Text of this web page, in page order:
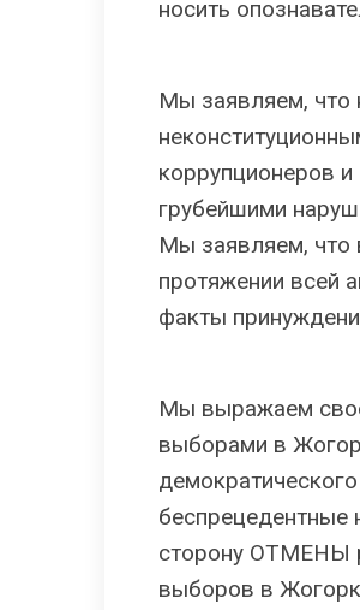
носить
Мы заявляем, что
коррупционеров
грубейшими
Мы заявляем, что
протяжении всей
факты
Мы выражаем
выборами в
сторону ОТМЕНЫ
выборов в